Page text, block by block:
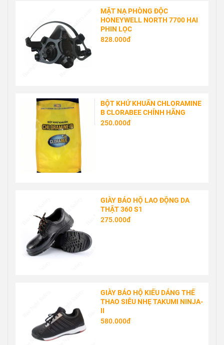
MẶT NẠ PHÒNG ĐỘC
HONEYWELL NORTH 7700 HAI
PHIN LỌC
828.000đ
BỘT KHỬ KHUẨN CHLORAMINE
B CLORABEE CHÍNH HÃNG
250.000đ
GIÀY BẢO HỘ LAO ĐỘNG DA
THẬT 360 S1
275.000đ
GIÀY BẢO HỘ KIỂU DÁNG THỂ
THAO SIÊU NHẸ TAKUMI NINJA-
II
580.000đ